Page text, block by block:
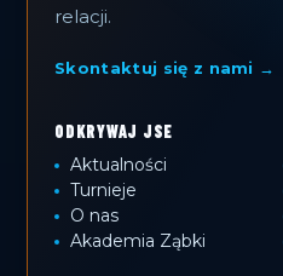
relacji.
Skontaktuj się z nami →
ODKRYWAJ JSE
Aktualności
Turnieje
O nas
Akademia Ząbki